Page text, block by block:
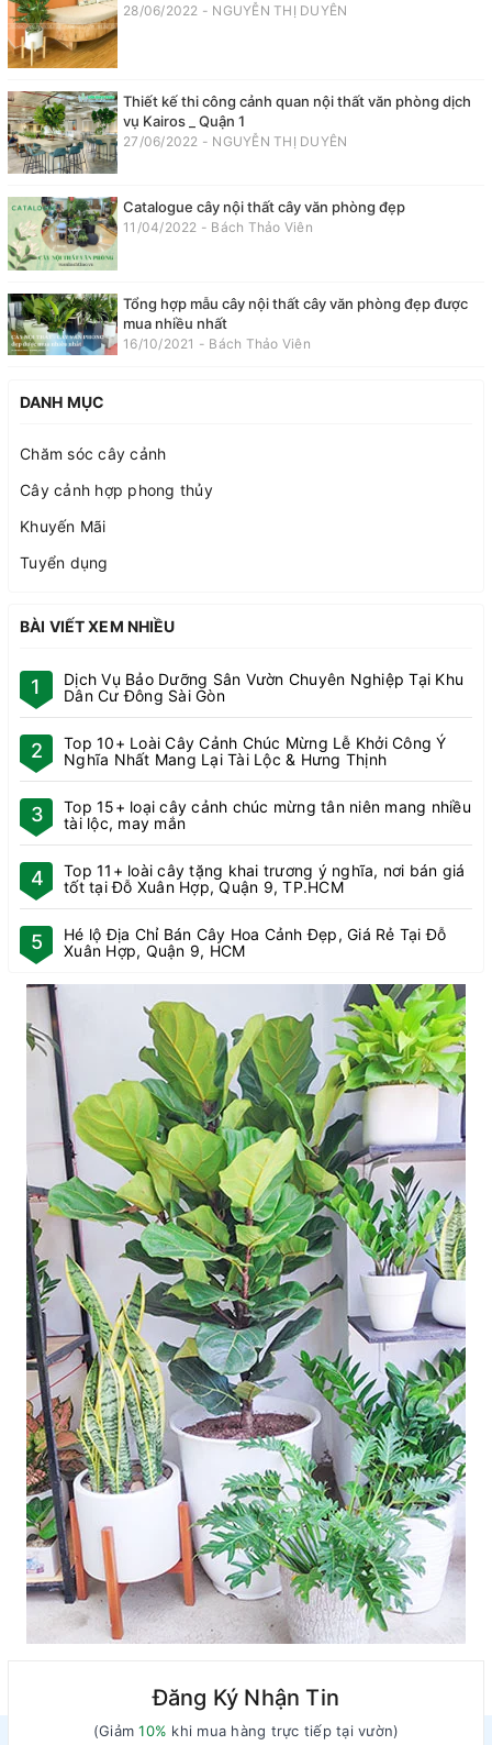
28/06/2022 - NGUYỄN THỊ DUYÊN
Thiết kế thi công cảnh quan nội thất văn phòng dịch
vụ Kairos _ Quận 1
27/06/2022 - NGUYỄN THỊ DUYÊN
Catalogue cây nội thất cây văn phòng đẹp
11/04/2022 - Bách Thảo Viên
Tổng hợp mẫu cây nội thất cây văn phòng đẹp được
mua nhiều nhất
16/10/2021 - Bách Thảo Viên
DANH MỤC
Chăm sóc cây cảnh
Cây cảnh hợp phong thủy
Khuyến Mãi
Tuyển dụng
BÀI VIẾT XEM NHIỀU
1
Dịch Vụ Bảo Dưỡng Sân Vườn Chuyên Nghiệp Tại Khu
Dân Cư Đông Sài Gòn
2
Top 10+ Loài Cây Cảnh Chúc Mừng Lễ Khởi Công Ý
Nghĩa Nhất Mang Lại Tài Lộc & Hưng Thịnh
3
Top 15+ loại cây cảnh chúc mừng tân niên mang nhiều
tài lộc, may mắn
4
Top 11+ loài cây tặng khai trương ý nghĩa, nơi bán giá
tốt tại Đỗ Xuân Hợp, Quận 9, TP.HCM
5
Hé lộ Địa Chỉ Bán Cây Hoa Cảnh Đẹp, Giá Rẻ Tại Đỗ
Xuân Hợp, Quận 9, HCM
Đăng Ký Nhận Tin
(Giảm10% khi mua hàng trực tiếp tại vườn)